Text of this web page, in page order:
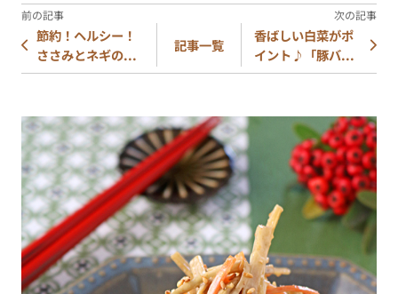
節約！ヘルシー！
ささみとネギの...
記事一覧
香ばしい白菜がポ
イント♪「豚バ...